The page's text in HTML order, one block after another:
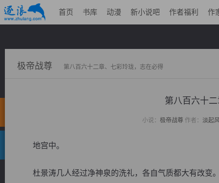
首页 书库 动漫 新小说吧 作者福利 作
极帝战尊 第八百六十二章、七彩玲珑，志在必得
第八百六十
小说： 极帝战尊作者： 淡起
地宫中。
杜景涛几人经过净神泉的洗礼，各自气质都大有改变